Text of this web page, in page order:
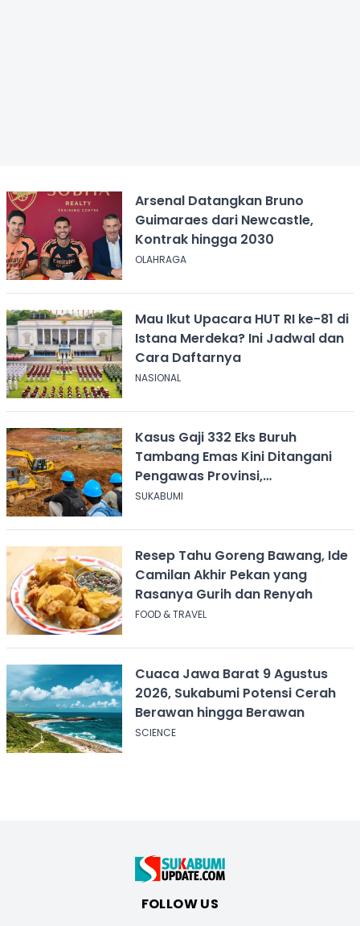
Arsenal Datangkan Bruno
Guimaraes dari Newcastle,
Kontrak hingga 2030
OLAHRAGA
Mau Ikut Upacara HUT RI ke-81 di
Istana Merdeka? Ini Jadwal dan
Cara Daftarnya
NASIONAL
Kasus Gaji 332 Eks Buruh
Tambang Emas Kini Ditangani
Pengawas Provinsi,
Disnakertrans Sukabumi Terus
SUKABUMI
Resep Tahu Goreng Bawang, Ide
Camilan Akhir Pekan yang
Rasanya Gurih dan Renyah
FOOD & TRAVEL
Cuaca Jawa Barat 9 Agustus
2026, Sukabumi Potensi Cerah
Berawan hingga Berawan
SCIENCE
FOLLOW US